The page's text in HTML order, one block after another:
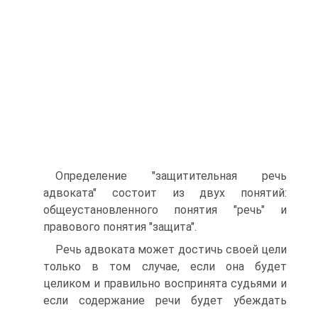
Определение "защитительная речь
адвоката" состоит из двух понятий:
общеустановленного понятия "речь" и
правового понятия "защита".
Речь адвоката может достичь своей цели
только в том случае, если она будет
целиком и правильно воспринята судьями и
если содержание речи будет убеждать